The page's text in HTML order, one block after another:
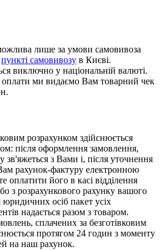
лише за умови самовивоза
пункті самовивозу в Києві.
виключно у національній валюті.
ми видаємо Вам товарний чек
розрахунком здійснюється
після оформлення замовлення,
зв'яжеться з Вами і, після уточнення
рахунок-фактуру електронною
його в касі відділення
з розрахункового рахунку вашого
осіб пакет усіх
надається разом з товаром.
сплачених за безготівковим
протягом 24 годин з моменту
на наш рахунок.